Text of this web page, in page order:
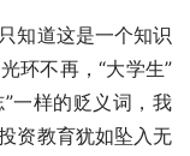
知道这是一个知识
环不再，“大学生”
”一样的贬义词，我
资教育犹如坠入无